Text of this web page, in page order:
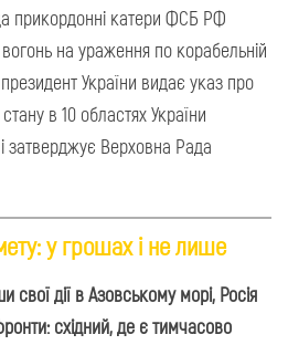
прикордонні катери ФСБ РФ
на ураження по корабельній
України видає указ про
в 10 областях України
затверджує Верховна Рада
у грошах і не лише
свої дії в Азовському морі, Росія
східний, де є тимчасово